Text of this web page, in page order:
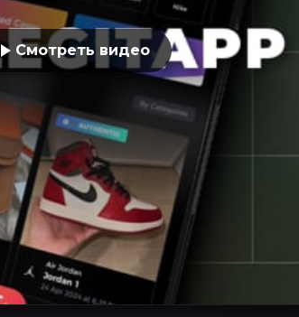
Смотреть видео